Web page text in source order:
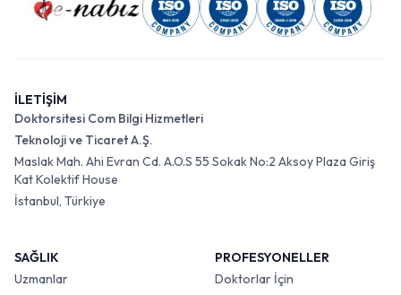
İLETİŞİM
Doktorsitesi Com Bilgi Hizmetleri
Teknoloji ve Ticaret A.Ş.
Maslak Mah. Ahi Evran Cd. A.O.S 55 Sokak No:2 Aksoy Plaza Giriş
Kat Kolektif House
İstanbul, Türkiye
SAĞLIK
Uzmanlar
PROFESYONELLER
Doktorlar İçin